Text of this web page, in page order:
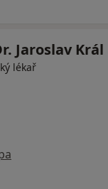
Jaroslav Král
lékař